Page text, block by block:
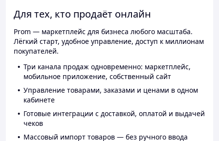
Для тех, кто продаёт онлайн
Prom — маркетплейс для бизнеса любого масштаба.
Лёгкий старт, удобное управление, доступ к миллионам
покупателей.
Три канала продаж одновременно: маркетплейс,
мобильное приложение, собственный сайт
Управление товарами, заказами и ценами в одном
кабинете
Готовые интеграции с доставкой, оплатой и выдачей
чеков
Массовый импорт товаров — без ручного ввода